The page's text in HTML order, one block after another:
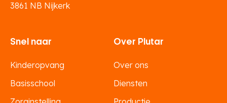
3861 NB Nijkerk
Snel naar
Kinderopvang
Basisschool
Over Plutar
Over ons
Diensten